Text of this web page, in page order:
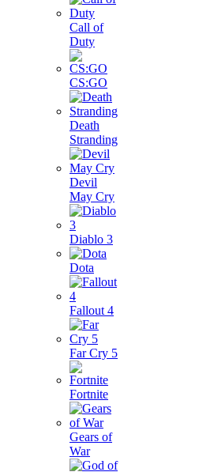
Call of
Duty
CS:GO
Death
Stranding
Devil
May Cry
Diablo 3
Dota
Fallout 4
Far Cry 5
Fortnite
Gears of
War